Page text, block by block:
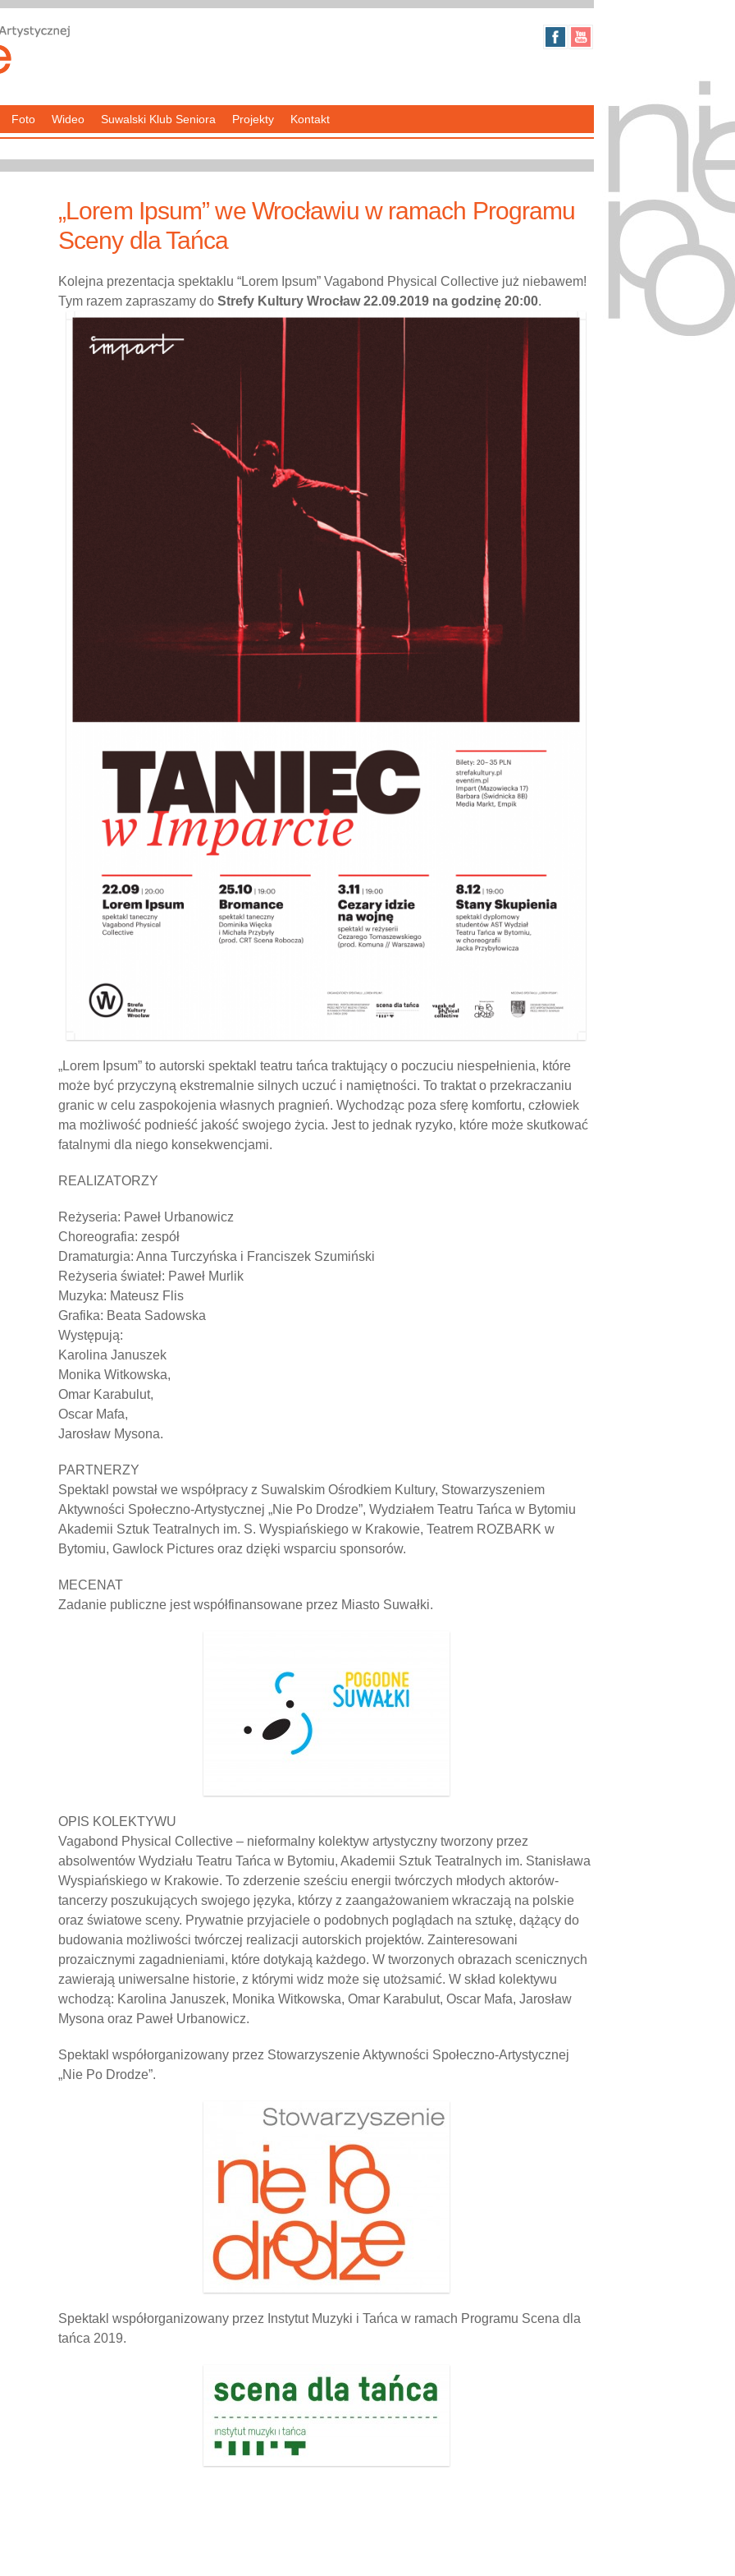
Foto Wideo Suwalski Klub Seniora Projekty Kontakt
„Lorem Ipsum” we Wrocławiu w ramach Programu
Sceny dla Tańca
Kolejna prezentacja spektaklu “Lorem Ipsum” Vagabond Physical Collective już niebawem!
Tym razem zapraszamy do Strefy Kultury Wrocław 22.09.2019 na godzinę 20:00.
„Lorem Ipsum” to autorski spektakl teatru tańca traktujący o poczuciu niespełnienia, które
może być przyczyną ekstremalnie silnych uczuć i namiętności. To traktat o przekraczaniu
granic w celu zaspokojenia własnych pragnień. Wychodząc poza sferę komfortu, człowiek
ma możliwość podnieść jakość swojego życia. Jest to jednak ryzyko, które może skutkować
fatalnymi dla niego konsekwencjami.
REALIZATORZY
Reżyseria: Paweł Urbanowicz
Choreografia: zespół
Dramaturgia: Anna Turczyńska i Franciszek Szumiński
Reżyseria świateł: Paweł Murlik
Muzyka: Mateusz Flis
Grafika: Beata Sadowska
Występują:
Karolina Januszek
Monika Witkowska,
Omar Karabulut,
Oscar Mafa,
Jarosław Mysona.
PARTNERZY
Spektakl powstał we współpracy z Suwalskim Ośrodkiem Kultury, Stowarzyszeniem
Aktywności Społeczno-Artystycznej „Nie Po Drodze”, Wydziałem Teatru Tańca w Bytomiu
Akademii Sztuk Teatralnych im. S. Wyspiańskiego w Krakowie, Teatrem ROZBARK w
Bytomiu, Gawlock Pictures oraz dzięki wsparciu sponsorów.
MECENAT
Zadanie publiczne jest współfinansowane przez Miasto Suwałki.
OPIS KOLEKTYWU
Vagabond Physical Collective – nieformalny kolektyw artystyczny tworzony przez
absolwentów Wydziału Teatru Tańca w Bytomiu, Akademii Sztuk Teatralnych im. Stanisława
Wyspiańskiego w Krakowie. To zderzenie sześciu energii twórczych młodych aktorów-
tancerzy poszukujących swojego języka, którzy z zaangażowaniem wkraczają na polskie
oraz światowe sceny. Prywatnie przyjaciele o podobnych poglądach na sztukę, dążący do
budowania możliwości twórczej realizacji autorskich projektów. Zainteresowani
prozaicznymi zagadnieniami, które dotykają każdego. W tworzonych obrazach scenicznych
zawierają uniwersalne historie, z którymi widz może się utożsamić. W skład kolektywu
wchodzą: Karolina Januszek, Monika Witkowska, Omar Karabulut, Oscar Mafa, Jarosław
Mysona oraz Paweł Urbanowicz.
Spektakl współorganizowany przez Stowarzyszenie Aktywności Społeczno-Artystycznej
„Nie Po Drodze”.
Spektakl współorganizowany przez Instytut Muzyki i Tańca w ramach Programu Scena dla
tańca 2019.